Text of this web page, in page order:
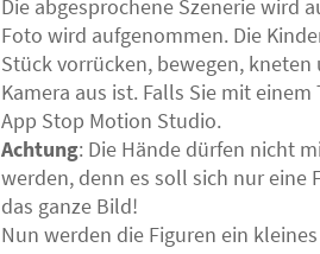
Die abgesprochene Szenerie wird
Foto wird aufgenommen. Die
Stück vorrücken, bewegen,
Kamera aus ist. Falls Sie mit
App Stop Motion Studio.
Achtung: Die Hände dürfen nicht
werden, denn es soll sich nur eine
das ganze Bild!
Nun werden die Figuren ein